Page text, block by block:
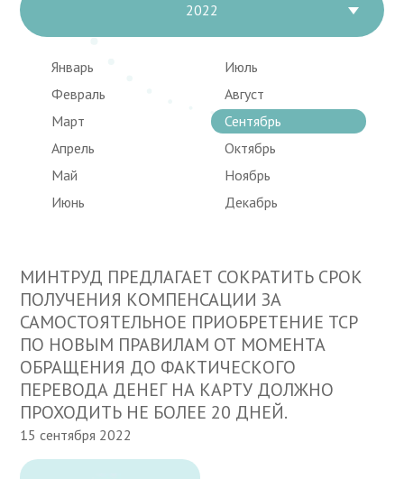
2022
Январь
Февраль
Март
Апрель
Май
Июнь
Июль
Август
Сентябрь
Октябрь
Ноябрь
Декабрь
МИНТРУД ПРЕДЛАГАЕТ СОКРАТИТЬ СРОК
ПОЛУЧЕНИЯ КОМПЕНСАЦИИ ЗА
САМОСТОЯТЕЛЬНОЕ ПРИОБРЕТЕНИЕ ТСР
ПО НОВЫМ ПРАВИЛАМ ОТ МОМЕНТА
ОБРАЩЕНИЯ ДО ФАКТИЧЕСКОГО
ПЕРЕВОДА ДЕНЕГ НА КАРТУ ДОЛЖНО
ПРОХОДИТЬ НЕ БОЛЕЕ 20 ДНЕЙ.
15 сентября 2022